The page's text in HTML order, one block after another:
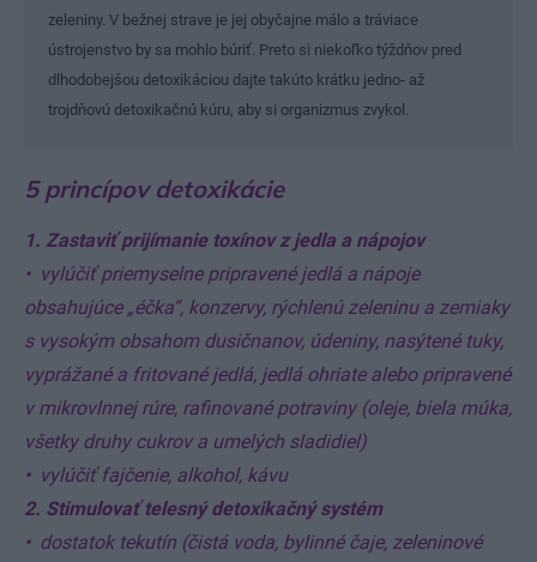
zeleniny. V bežnej strave je jej obyčajne málo a tráviace
ústrojenstvo by sa mohlo búriť. Preto si niekoľko týždňov pred
dlhodobejšou detoxikáciou dajte takúto krátku jedno- až
trojdňovú detoxikačnú kúru, aby si organizmus zvykol.
5 princípov detoxikácie
1. Zastaviť prijímanie toxínov z jedla a nápojov
• vylúčiť priemyselne pripravené jedlá a nápoje
obsahujúce „éčka“, konzervy, rýchlenú zeleninu a zemiaky
s vysokým obsahom dusičnanov, údeniny, nasýtené tuky,
vyprážané a fritované jedlá, jedlá ohriate alebo pripravené
v mikrovlnnej rúre, rafinované potraviny (oleje, biela múka,
všetky druhy cukrov a umelých sladidiel)
• vylúčiť fajčenie, alkohol, kávu
2. Stimulovať telesný detoxikačný systém
• dostatok tekutín (čistá voda, bylinné čaje, zeleninové